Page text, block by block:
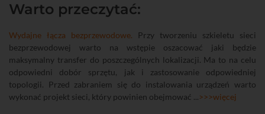
Warto przeczytać:
Wydajne łącza bezprzewodowe. Przy tworzeniu szkieletu sieci
bezprzewodowej warto na wstępie oszacować jaki będzie
maksymalny transfer do poszczególnych lokalizacji. Ma to na celu
odpowiedni dobór sprzętu, jak i zastosowanie odpowiedniej
topologii. Przed zabraniem się do instalowania urządzeń warto
wykonać projekt sieci, który powinien obejmować ...>>>więcej